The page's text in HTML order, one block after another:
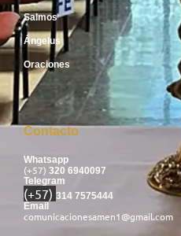
Salmos
Ángelus
Oraciones
Contacto
Whatsapp
(+57) 320 6940097
Telegram
(+57) 314 7575444
Email
comunicacionesamen1@gmail.com